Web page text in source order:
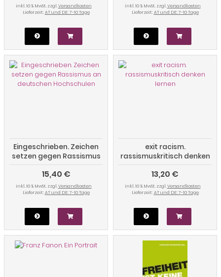
inkl. 10 % MwSt. zzgl.Versandkosten
Lieferzeit: AT und DE: 7-10 Tage
inkl. 10 % MwSt. zzgl.Versandkosten
Lieferzeit: AT und DE: 7-10 Tage
Eingeschrieben. Zeichen
setzen gegen Rassismus
an deutschen
Hochschulen
15,40 €
inkl. 10 % MwSt. zzgl.Versandkosten
Lieferzeit: AT und DE: 7-10 Tage
exit racism.
rassismuskritisch denken
lernen
13,20 €
inkl. 10 % MwSt. zzgl.Versandkosten
Lieferzeit: AT und DE: 7-10 Tage